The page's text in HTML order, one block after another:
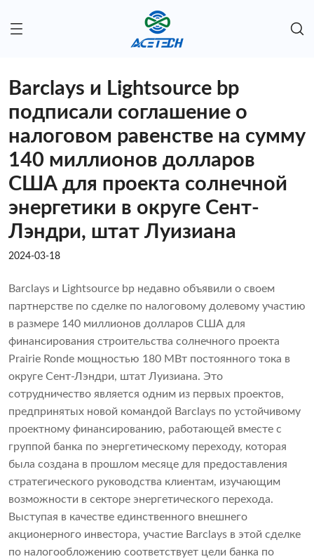
Barclays и Lightsource bp
подписали соглашение о
налоговом равенстве на сумму
140 миллионов долларов
США для проекта солнечной
энергетики в округе Сент-
Лэндри, штат Луизиана
2024-03-18
Barclays и Lightsource bp недавно объявили о своем
партнерстве по сделке по налоговому долевому участию
в размере 140 миллионов долларов США для
финансирования строительства солнечного проекта
Prairie Ronde мощностью 180 МВт постоянного тока в
округе Сент-Лэндри, штат Луизиана. Это
сотрудничество является одним из первых проектов,
предпринятых новой командой Barclays по устойчивому
проектному финансированию, работающей вместе с
группой банка по энергетическому переходу, которая
была создана в прошлом месяце для предоставления
стратегического руководства клиентам, изучающим
возможности в секторе энергетического перехода.
Выступая в качестве единственного внешнего
акционерного инвестора, участие Barclays в этой сделке
по налогообложению соответствует цели банка по